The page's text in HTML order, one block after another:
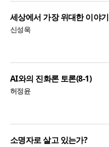
세상에서 가장 위대한 이야기
신성욱
AI와의 진화론 토론(8-1)
허정윤
소명자로 살고 있는가?